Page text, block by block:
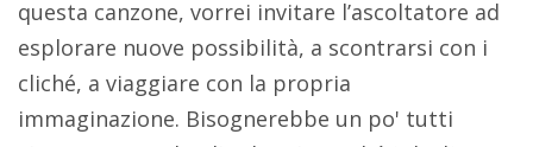
questa canzone, vorrei invitare l’ascoltatore ad
esplorare nuove possibilità, a scontrarsi con i
cliché, a viaggiare con la propria
immaginazione. Bisognerebbe un po' tutti